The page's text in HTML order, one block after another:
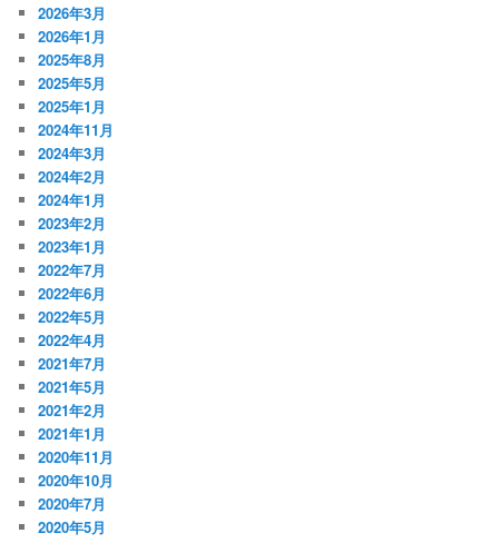
2026年3月
2026年1月
2025年8月
2025年5月
2025年1月
2024年11月
2024年3月
2024年2月
2024年1月
2023年2月
2023年1月
2022年7月
2022年6月
2022年5月
2022年4月
2021年7月
2021年5月
2021年2月
2021年1月
2020年11月
2020年10月
2020年7月
2020年5月